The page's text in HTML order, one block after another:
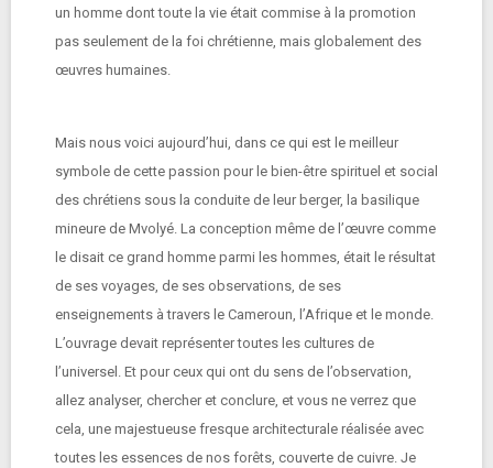
un homme dont toute la vie était commise à la promotion
pas seulement de la foi chrétienne, mais globalement des
œuvres humaines.
Mais nous voici aujourd’hui, dans ce qui est le meilleur
symbole de cette passion pour le bien-être spirituel et social
des chrétiens sous la conduite de leur berger, la basilique
mineure de Mvolyé. La conception même de l’œuvre comme
le disait ce grand homme parmi les hommes, était le résultat
de ses voyages, de ses observations, de ses
enseignements à travers le Cameroun, l’Afrique et le monde.
L’ouvrage devait représenter toutes les cultures de
l’universel. Et pour ceux qui ont du sens de l’observation,
allez analyser, chercher et conclure, et vous ne verrez que
cela, une majestueuse fresque architecturale réalisée avec
toutes les essences de nos forêts, couverte de cuivre. Je